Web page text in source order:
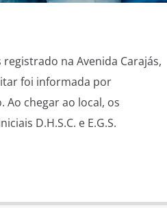
na Avenida Carajás,
foi informada por
chegar ao local, os
D.H.S.C. e E.G.S.